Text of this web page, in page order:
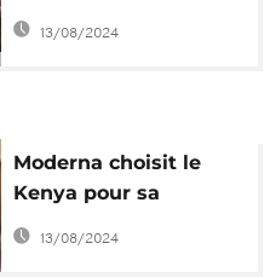
face aux prix des
médicaments
13/08/2024
Moderna choisit le
Kenya pour sa
première usine
africaine de vaccins
13/08/2024